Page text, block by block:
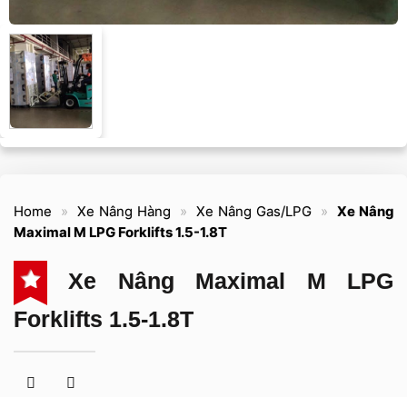
Home » Xe Nâng Hàng » Xe Nâng Gas/LPG »
Xe Nâng
Maximal M LPG Forklifts 1.5-1.8T
Xe Nâng Maximal M LPG
Forklifts 1.5-1.8T